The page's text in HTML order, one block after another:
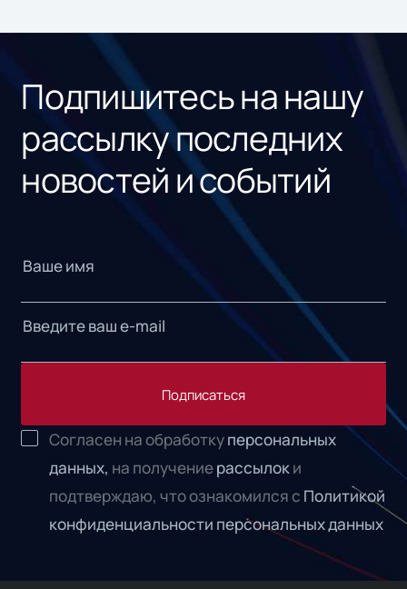
Подпишитесь на нашу
рассылку последних
новостей и событий
Подписаться
Согласен на обработкуперсональных
данных, на получениерассылоки
подтверждаю, что ознакомился с Политикой
конфиденциальности персональных данных